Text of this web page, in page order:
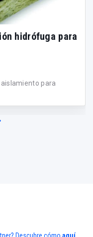
hidrófuga para
para
Descubre cómo aquí